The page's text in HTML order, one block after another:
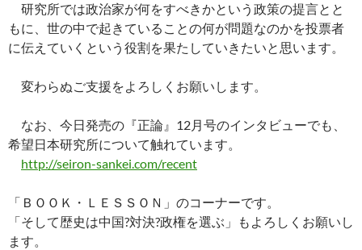
研究所では政治家が何をすべきかという政策の提言とと
もに、世の中で起きていることの何が問題なのかを投票者
に伝えていくという役割を果たしていきたいと思います。
変わらぬご支援をよろしくお願いします。
なお、今日発売の『正論』12月号のインタビューでも、
希望日本研究所について触れています。
http://seiron-sankei.com/recent
「ＢＯＯＫ・ＬＥＳＳＯＮ」のコーナーです。
「そして歴史は中国?対決?政権を選ぶ」もよろしくお願いし
ます。